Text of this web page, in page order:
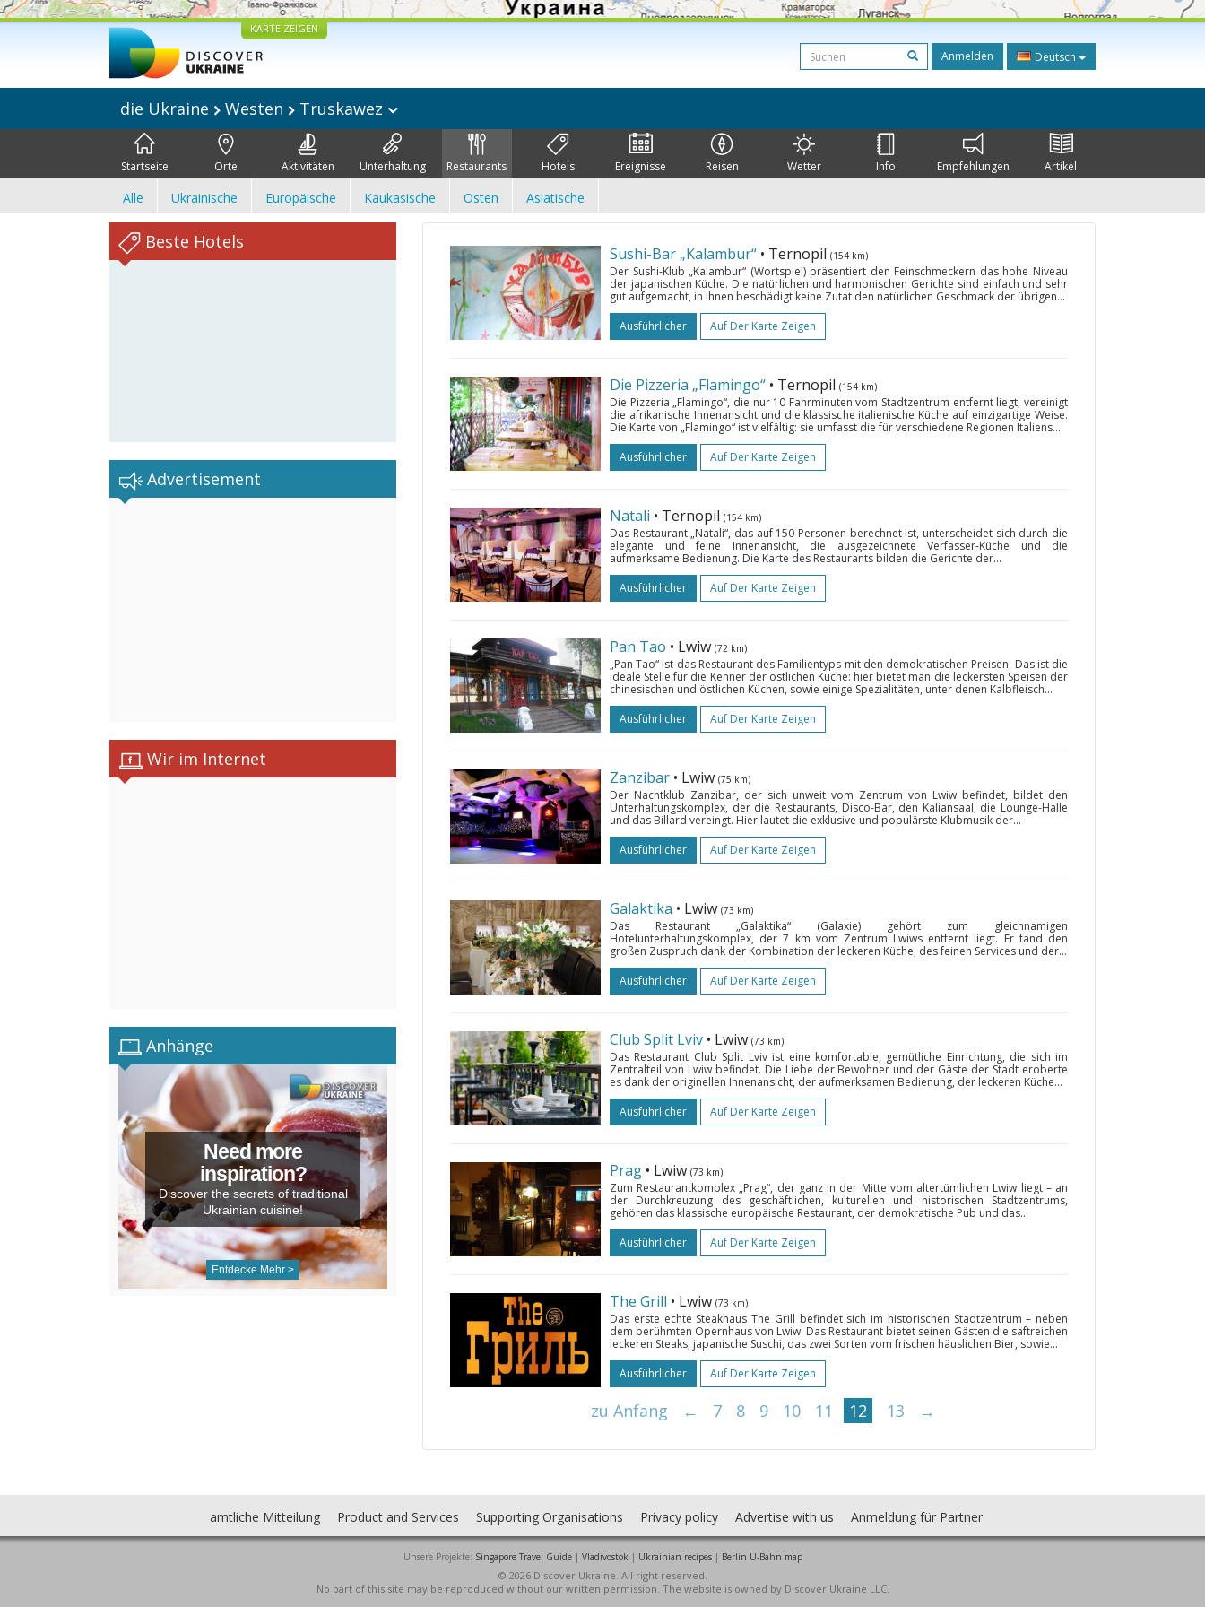
KARTE ZEIGEN
Anmelden Deutsch
die Ukraine Westen Truskawez
Startseite Orte Aktivitäten Unterhaltung Restaurants Hotels Ereignisse Reisen Wetter Info Empfehlungen Artikel
Alle Ukrainische Europäische Kaukasische Osten Asiatische
Beste Hotels
Advertisement
Wir im Internet
Anhänge
Need more
inspiration?
Discover the secrets of traditional
Ukrainian cuisine!
Entdecke Mehr >
Sushi-Bar „Kalambur“ • Ternopil (154 km)
Der Sushi-Klub „Kalambur“ (Wortspiel) präsentiert den Feinschmeckern das hohe Niveau
der japanischen Küche. Die natürlichen und harmonischen Gerichte sind einfach und sehr
gut aufgemacht, in ihnen beschädigt keine Zutat den natürlichen Geschmack der übrigen...
Ausführlicher
Auf Der Karte Zeigen
Die Pizzeria „Flamingo“ • Ternopil (154 km)
Die Pizzeria „Flamingo“, die nur 10 Fahrminuten vom Stadtzentrum entfernt liegt, vereinigt
die afrikanische Innenansicht und die klassische italienische Küche auf einzigartige Weise.
Die Karte von „Flamingo“ ist vielfältig: sie umfasst die für verschiedene Regionen Italiens...
Ausführlicher
Auf Der Karte Zeigen
Natali • Ternopil (154 km)
Das Restaurant „Natali“, das auf 150 Personen berechnet ist, unterscheidet sich durch die
elegante und feine Innenansicht, die ausgezeichnete Verfasser-Küche und die
aufmerksame Bedienung. Die Karte des Restaurants bilden die Gerichte der...
Ausführlicher
Auf Der Karte Zeigen
Pan Tao • Lwiw (72 km)
„Pan Tao“ ist das Restaurant des Familientyps mit den demokratischen Preisen. Das ist die
ideale Stelle für die Kenner der östlichen Küche: hier bietet man die leckersten Speisen der
chinesischen und östlichen Küchen, sowie einige Spezialitäten, unter denen Kalbfleisch...
Ausführlicher
Auf Der Karte Zeigen
Zanzibar • Lwiw (75 km)
Der Nachtklub Zanzibar, der sich unweit vom Zentrum von Lwiw befindet, bildet den
Unterhaltungskomplex, der die Restaurants, Disco-Bar, den Kaliansaal, die Lounge-Halle
und das Billard vereingt. Hier lautet die exklusive und populärste Klubmusik der...
Ausführlicher
Auf Der Karte Zeigen
Galaktika • Lwiw (73 km)
Das Restaurant „Galaktika“ (Galaxie) gehört zum gleichnamigen
Hotelunterhaltungskomplex, der 7 km vom Zentrum Lwiws entfernt liegt. Er fand den
großen Zuspruch dank der Kombination der leckeren Küche, des feinen Services und der...
Ausführlicher
Auf Der Karte Zeigen
Club Split Lviv • Lwiw (73 km)
Das Restaurant Club Split Lviv ist eine komfortable, gemütliche Einrichtung, die sich im
Zentralteil von Lwiw befindet. Die Liebe der Bewohner und der Gäste der Stadt eroberte
es dank der originellen Innenansicht, der aufmerksamen Bedienung, der leckeren Küche...
Ausführlicher
Auf Der Karte Zeigen
Prag • Lwiw (73 km)
Zum Restaurantkomplex „Prag“, der ganz in der Mitte vom altertümlichen Lwiw liegt – an
der Durchkreuzung des geschäftlichen, kulturellen und historischen Stadtzentrums,
gehören das klassische europäische Restaurant, der demokratische Pub und das...
Ausführlicher
Auf Der Karte Zeigen
Тhе Grill • Lwiw (73 km)
Das erste echte Steakhaus Тhе Grill befindet sich im historischen Stadtzentrum – neben
dem berühmten Opernhaus von Lwiw. Das Restaurant bietet seinen Gästen die saftreichen
leckeren Steaks, japanische Suschi, das zwei Sorten vom frischen häuslichen Bier, sowie...
Ausführlicher
Auf Der Karte Zeigen
zu Anfang ← 7 8 9 10 11 12 13 →
amtliche Mitteilung Product and Services Supporting Organisations Privacy policy Advertise with us Anmeldung für Partner
Unsere Projekte: Singapore Travel Guide| Vladivostok | Ukrainian recipes| Berlin U-Bahn map
© 2026 Discover Ukraine. All right reserved.
No part of this site may be reproduced without our written permission. The website is owned by Discover Ukraine LLC.